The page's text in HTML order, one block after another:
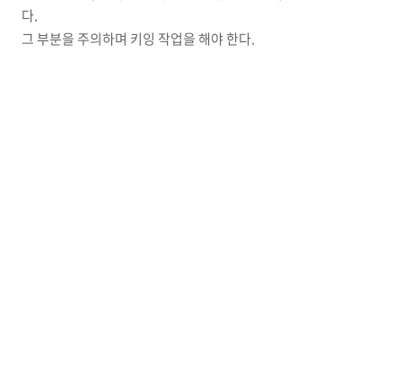
다.
그 부분을 주의하며 키잉 작업을 해야 한다.